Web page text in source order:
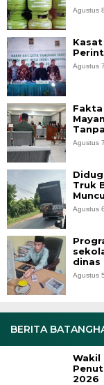
Agustus
Agustus
Agustus
Truk
Agustus
dinas
Agustus
BERITA
Wakil
2026